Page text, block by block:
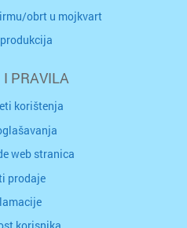
obrt u mojkvart
I PRAVILA
korištenja
web stranica
prodaje